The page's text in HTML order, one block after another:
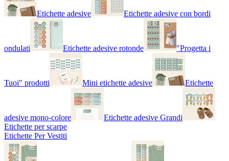
Etichette adesive Etichette adesive con bordi
ondulati Etichette adesive rotonde "Progetta i
Tuoi" prodotti Mini etichette adesive Etichette
adesive mono-colore
Etichette adesive Grandi
Etichette per scarpe
Etichette Per Vestiti